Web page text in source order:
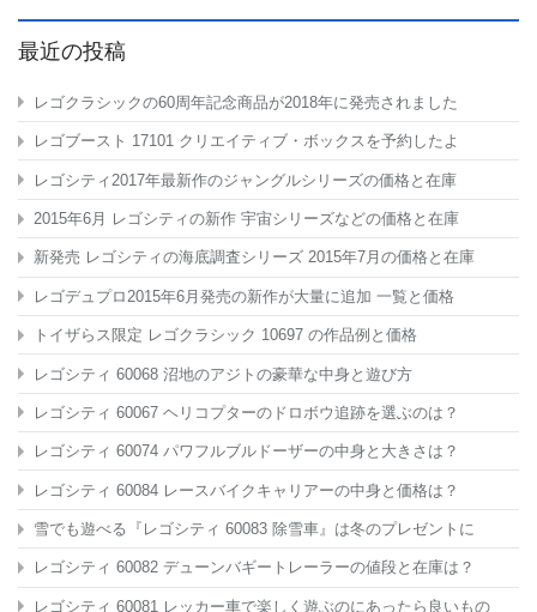
最近の投稿
レゴクラシックの60周年記念商品が2018年に発売されました
レゴブースト 17101 クリエイティブ・ボックスを予約したよ
レゴシティ2017年最新作のジャングルシリーズの価格と在庫
2015年6月 レゴシティの新作 宇宙シリーズなどの価格と在庫
新発売 レゴシティの海底調査シリーズ 2015年7月の価格と在庫
レゴデュプロ2015年6月発売の新作が大量に追加 一覧と価格
トイザらス限定 レゴクラシック 10697 の作品例と価格
レゴシティ 60068 沼地のアジトの豪華な中身と遊び方
レゴシティ 60067 ヘリコプターのドロボウ追跡を選ぶのは？
レゴシティ 60074 パワフルブルドーザーの中身と大きさは？
レゴシティ 60084 レースバイクキャリアーの中身と価格は？
雪でも遊べる『レゴシティ 60083 除雪車』は冬のプレゼントに
レゴシティ 60082 デューンバギートレーラーの値段と在庫は？
レゴシティ 60081 レッカー車で楽しく遊ぶのにあったら良いもの